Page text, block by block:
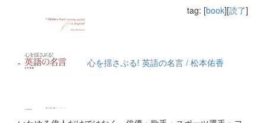
tag: [book][読了]
- 心を揺さぶる! 英語の名言 / 松本佑香